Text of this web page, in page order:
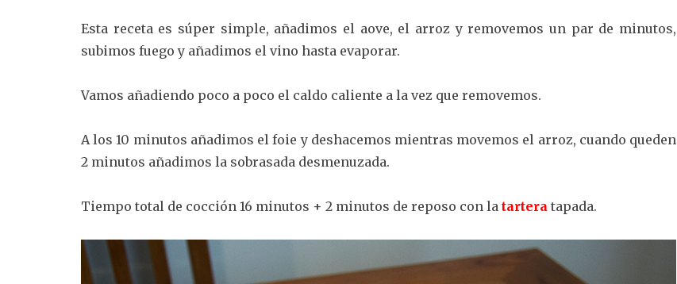
Esta receta es súper simple, añadimos el aove, el arroz y removemos un par de minutos,
subimos fuego y añadimos el vino hasta evaporar.
Vamos añadiendo poco a poco el caldo caliente a la vez que removemos.
A los 10 minutos añadimos el foie y deshacemos mientras movemos el arroz, cuando queden
2 minutos añadimos la sobrasada desmenuzada.
Tiempo total de cocción 16 minutos + 2 minutos de reposo con la tartera tapada.